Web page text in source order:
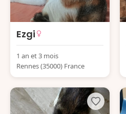
Ezgi
1 an et 3 mois
Rennes (35000) France